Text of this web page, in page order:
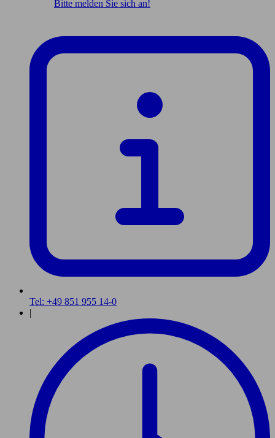
Bitte melden Sie sich an!
Tel: +49 851 955 14-0
|